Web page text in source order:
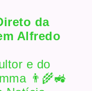
da
Alfredo
e do
👨‍🌾🚜